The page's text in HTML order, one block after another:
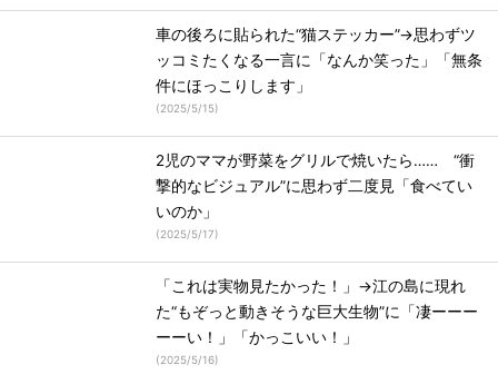
車の後ろに貼られた“猫ステッカー”→思わずツ
ッコミたくなる一言に「なんか笑った」「無条
件にほっこりします」
(2025/5/15)
2児のママが野菜をグリルで焼いたら…… “衝
撃的なビジュアル”に思わず二度見「食べてい
いのか」
(2025/5/17)
「これは実物見たかった！」→江の島に現れ
た“もぞっと動きそうな巨大生物”に「凄ーーー
ーーい！」「かっこいい！」
(2025/5/16)